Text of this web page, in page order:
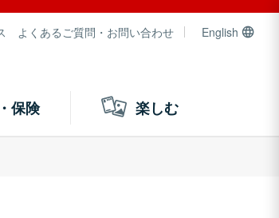
よくあるご質問・お問い合わせ English
保険 楽しむ